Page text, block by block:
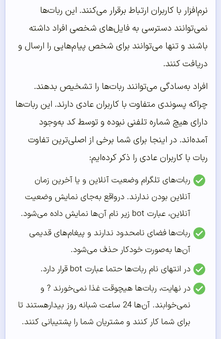
نرم‌افزار با کاربران ارتباط برقرار می‌کنند. این ربات‌ها
نمی‌توانند دسترسی به فایل‌های شخصی افراد داشته
باشند و تنها می‌توانند برای شخص پیام‌هایی را ارسال و
دریافت کنند.
افراد به‌سادگی می‌توانند ربات‌ها را تشخیص بدهند.
چراکه پسوندی متفاوت با کاربران عادی دارند. این ربات‌ها
دارای هیچ شماره تلفنی نبوده و توسط کد به‌وجود
آمده‌اند. در اینجا برای شما برخی از اصلی‌ترین تفاوت
ربات با کاربران عادی را ذکر کرده‌ایم:
ربات‌‌‌‌‌های تلگرام وضعیت آنلاین و یا آخرین زمان
آنلاین بودن ندارند. درواقع به‌‌‌‌‌جای نمایش وضعیت
آنلاین، عبارت bot زیر نام آن‌‌‌‌‌ها نمایش داده می‌‌‌‌‌شود.
ربات‌‌‌‌‌ها فضای نامحدود ندارند و پیغام‌‌‌‌‌های قدیمی
آن‌‌‌‌‌ها به‌‌‌‌‌صورت خودکار حذف می‌‌‌‌‌شود.
در انتهای نام ربات‌‌‌‌‌ها حتما عبارت bot قرار دارد.
در نهایت، ربات‌‌‌‌‌ها هیچوقت غذا نمی‌‌‌‌‌خورند ? و
نمی‌‌‌‌‌خوابند. آن‌‌‌‌‌ها 24 ساعت شبانه روز بیدارهستند تا
برای شما کار کنند و مشتریان شما را پشتیبانی کنند.